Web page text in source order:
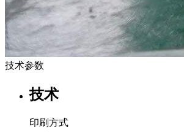
技术参数
技术
印刷方式